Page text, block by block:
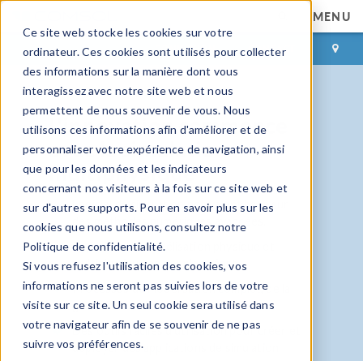
Ce site web stocke les cookies sur votre
ordinateur. Ces cookies sont utilisés pour collecter
des informations sur la manière dont vous
interagissez avec notre site web et nous
permettent de nous souvenir de vous. Nous
utilisons ces informations afin d'améliorer et de
personnaliser votre expérience de navigation, ainsi
que pour les données et les indicateurs
concernant nos visiteurs à la fois sur ce site web et
sur d'autres supports. Pour en savoir plus sur les
cookies que nous utilisons, consultez notre
Politique de confidentialité.
Si vous refusez l'utilisation des cookies, vos
informations ne seront pas suivies lors de votre
visite sur ce site. Un seul cookie sera utilisé dans
votre navigateur afin de se souvenir de ne pas
suivre vos préférences.
MENU
CONNEXION CONTACT
L'innovation commence
avec la simulation
multiphysique
Logiciel de simulation polyvalent basé sur
des méthodes numériques avancées.
Capacités de modélisation physique et
multiphysique en couplage fort.
Processus de modélisation complet, de la
géométrie à l'évaluation des résultats.
Des outils faciles d'utilisation pour créer et
déployer des applications de simulation.